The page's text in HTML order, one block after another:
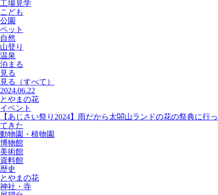
工場見学
こども
公園
ペット
自然
山登り
温泉
泊まる
見る
見る
（すべて）
2024.06.22
とやまの花
イベント
【あじさい祭り2024】雨だから太閤山ランドの花の祭典に行っ
てきた
動物園・植物園
博物館
美術館
資料館
歴史
とやまの花
神社・寺